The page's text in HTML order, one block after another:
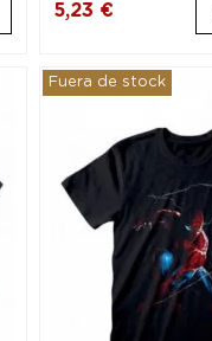
5,23 €
Fuera de stock